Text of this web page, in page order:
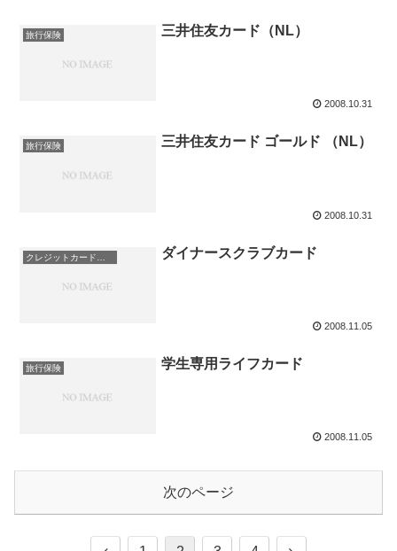
旅行保険 三井住友カード（NL）
2008.10.31
旅行保険 三井住友カード ゴールド （NL）
2008.10.31
ダイナースクラブカード
2008.11.05
旅行保険 学生専用ライフカード
2008.11.05
次のページ